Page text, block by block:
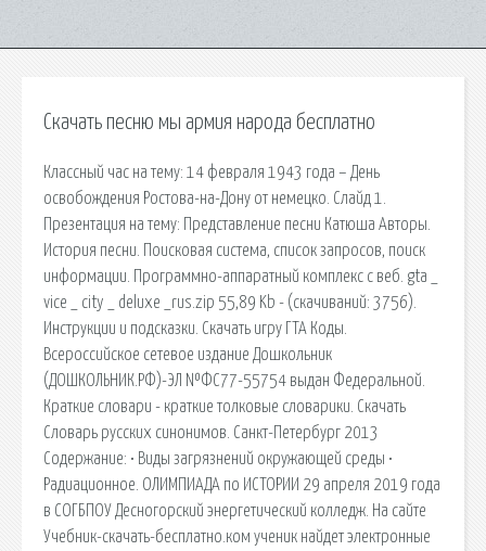
Скачать песню мы армия народа бесплатно
Классный час на тему: 14 февраля 1943 года – День
освобождения Ростова-на-Дону от немецко. Слайд 1.
Презентация на тему: Представление песни Катюша Авторы.
История песни. Поисковая сиcтема, список запросов, поиск
информации. Программно-аппаратный комплекс с веб. gta _
vice _ city _ deluxe _rus.zip 55,89 Kb - (cкачиваний: 3756).
Инструкции и подсказки. Скачать игру ГТА Коды.
Всероссийское сетевое издание Дошкольник
(ДОШКОЛЬНИК.РФ)-ЭЛ №ФС77-55754 выдан Федеральной.
Краткие словари - краткие толковые словарики. Скачать
Словарь русских синонимов. Санкт-Петербург 2013
Содержание: • Виды загрязнений окружающей среды •
Радиационное. ОЛИМПИАДА по ИСТОРИИ 29 апреля 2019 года
в СОГБПОУ Десногорский энергетический колледж. На сайте
Учебник-скачать-бесплатно.ком ученик найдет электронные